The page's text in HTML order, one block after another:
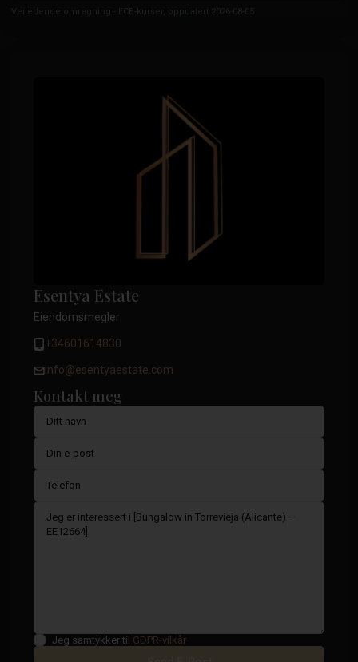
Esentya Estate
Eiendomsmegler
+34601614830
info@esentyaestate.com
Kontakt meg
Jeg samtykker til GDPR-vilkår